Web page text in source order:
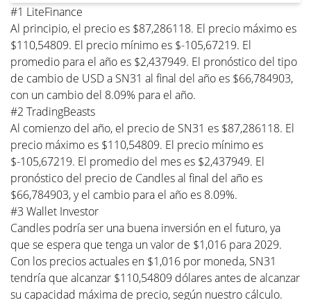
#1 LiteFinance
Al principio, el precio es $87,286118. El precio máximo es
$110,54809. El precio mínimo es $-105,67219. El
promedio para el año es $2,437949. El pronóstico del tipo
de cambio de USD a SN31 al final del año es $66,784903,
con un cambio del 8.09% para el año.
#2 TradingBeasts
Al comienzo del año, el precio de SN31 es $87,286118. El
precio máximo es $110,54809. El precio mínimo es
$-105,67219. El promedio del mes es $2,437949. El
pronóstico del precio de Candles al final del año es
$66,784903, y el cambio para el año es 8.09%.
#3 Wallet Investor
Candles podría ser una buena inversión en el futuro, ya
que se espera que tenga un valor de $1,016 para 2029.
Con los precios actuales en $1,016 por moneda, SN31
tendría que alcanzar $110,54809 dólares antes de alcanzar
su capacidad máxima de precio, según nuestro cálculo.